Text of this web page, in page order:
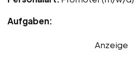
Aufgaben:
Anzeige